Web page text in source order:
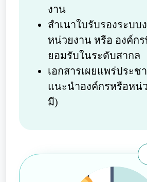
งาน
สำเนาใบรับรองระบบ
หน่วยงาน หรือ องค์ก
ยอมรับในระดับสากล
เอกสารเผยแพร่ประช
แนะนำองค์กรหรือหน่
มี)